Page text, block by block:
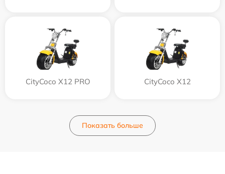
CityCoco X12 PRO CityCoco X12
Показать больше